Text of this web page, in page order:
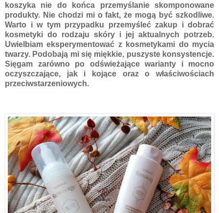
koszyka nie do końca przemyślanie skomponowane
produkty. Nie chodzi mi o fakt, że mogą być szkodliwe.
Warto i w tym przypadku przemyśleć zakup i dobrać
kosmetyki do rodzaju skóry i jej aktualnych potrzeb.
Uwielbiam eksperymentować z kosmetykami do mycia
twarzy. Podobają mi się miękkie, puszyste konsystencje.
Sięgam zarówno po odświeżające warianty i mocno
oczyszczające, jak i kojące oraz o właściwościach
przeciwstarzeniowych.